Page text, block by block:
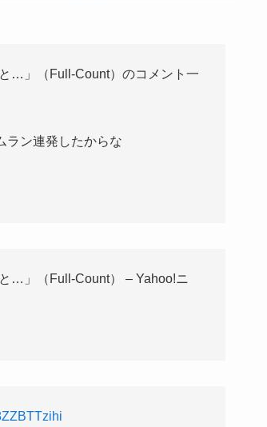
…」（Full-Count）のコメント一
ラン連発したからな
…」（Full-Count） – Yahoo!ニ